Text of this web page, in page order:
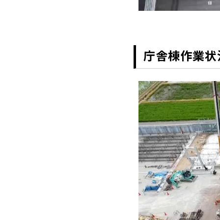
庁舎棟作業